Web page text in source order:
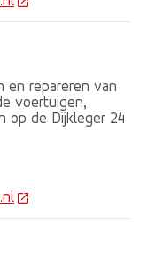
en repareren van
voertuigen,
op de Dijkleger 24